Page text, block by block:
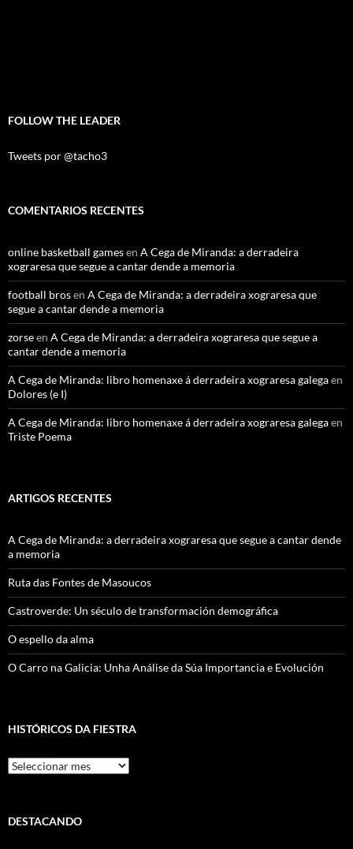
FOLLOW THE LEADER
Tweets por @tacho3
COMENTARIOS RECENTES
online basketball gamesen A Cega de Miranda: a derradeira
xograresa que segue a cantar dende a memoria
football brosen A Cega de Miranda: a derradeira xograresa que
segue a cantar dende a memoria
zorseen A Cega de Miranda: a derradeira xograresa que segue a
cantar dende a memoria
A Cega de Miranda: libro homenaxe á derradeira xograresa galegaen
Dolores (e I)
A Cega de Miranda: libro homenaxe á derradeira xograresa galegaen
Triste Poema
ARTIGOS RECENTES
A Cega de Miranda: a derradeira xograresa que segue a cantar dende
a memoria
Ruta das Fontes de Masoucos
Castroverde: Un século de transformación demográfica
O espello da alma
O Carro na Galicia: Unha Análise da Súa Importancia e Evolución
HISTÓRICOS DA FIESTRA
Históricos
Da
DESTACANDO